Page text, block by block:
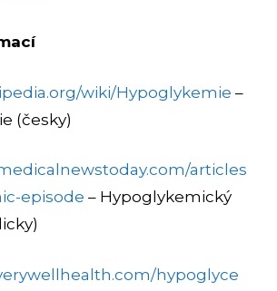
wiki/Hypoglykemie –
(česky)
articles
episode – Hypoglykemický
hypoglyce